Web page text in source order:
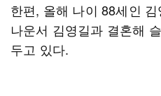
한편, 올해 나이 88세인
나운서 김영길과 결혼해
두고 있다.